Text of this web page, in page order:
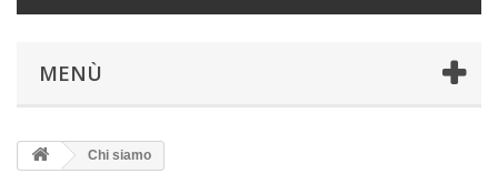
MENÙ
Chi siamo